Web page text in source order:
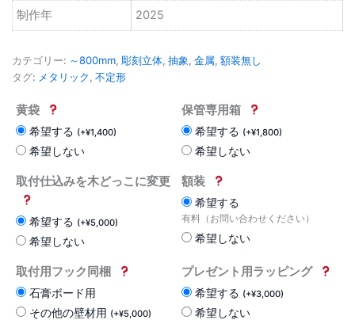
制作年 2025
カテゴリー: ～800mm, 彫刻立体, 抽象 , 金属, 額装無し
タグ: メタリック , 不定形
黄袋
希望する (+¥1,400)
希望しない
保管専用箱
希望する (+¥1,800)
希望しない
取付仕込みを木どっこに変更
希望する (+¥5,000)
希望しない
額装
希望する
有料（お問い合わせください）
希望しない
取付用フック同梱
石膏ボード用
その他の壁材用 (+¥5,000)
プレゼント用ラッピング
希望する (+¥3,000)
希望しない